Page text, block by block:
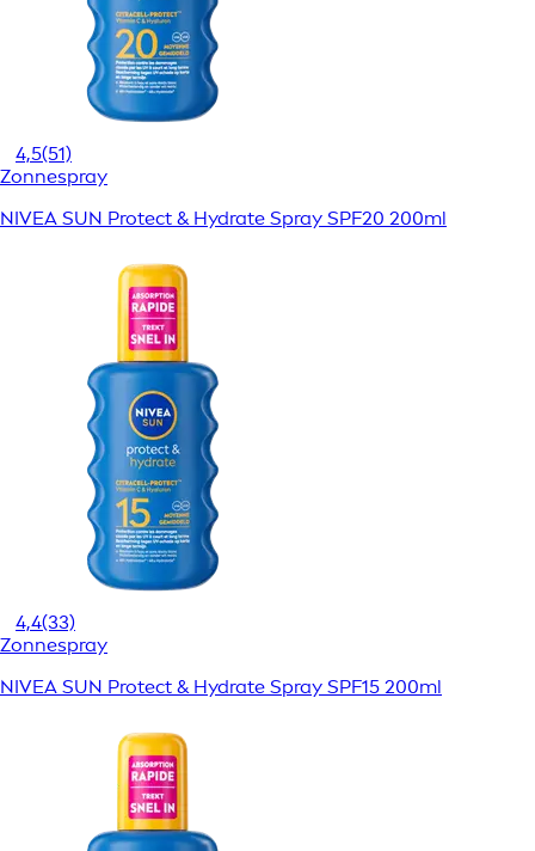
4,5(51)
Zonnespray
NIVEA SUN Protect & Hydrate Spray SPF20 200ml
4,4(33)
Zonnespray
NIVEA SUN Protect & Hydrate Spray SPF15 200ml